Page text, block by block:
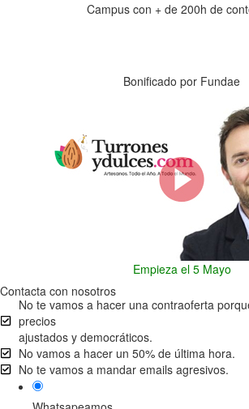
Campus con + de 200h de
Bonificado por Fundae
Empieza el 5 Mayo
Contacta con nosotros
No te vamos a hacer una contraoferta
precios
ajustados y democráticos.
No vamos a hacer un 50% de última hora.
No te vamos a mandar emails agresivos.